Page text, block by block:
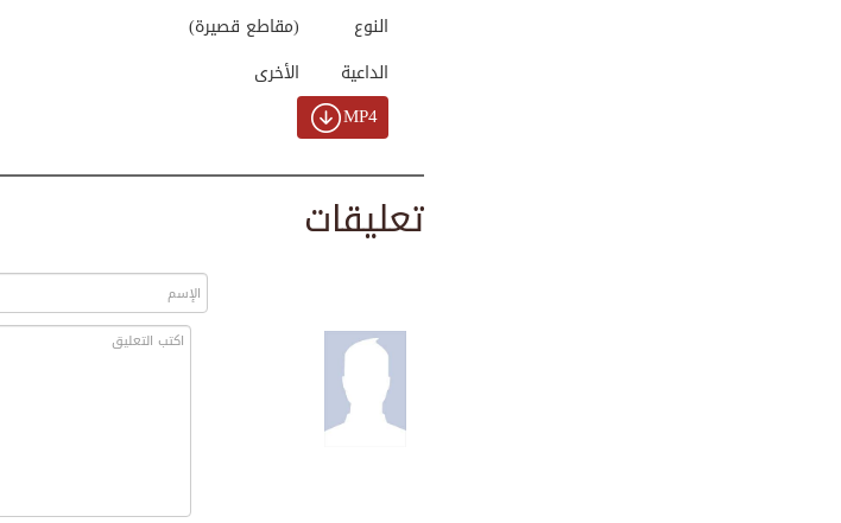
(مقاطع قصيرة)
النوع
الأخرى
الداعية
MP4
تعليقات